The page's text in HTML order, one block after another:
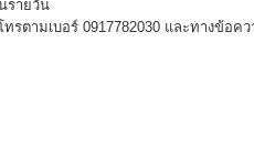
รายวัน
ตามเบอร์ 0917782030 และทางข้อคว